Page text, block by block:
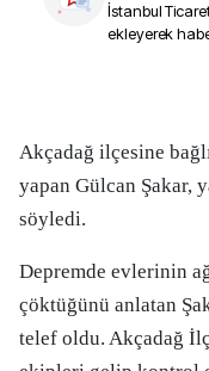
İstanbul
ekleyerek
Akçadağ ilçesine bağlı Ören Mahallesi'nde hayvancılık
yapan Gülcan Şakar,
söyledi.
Depremde evlerinin
çöktüğünü anlatan
telef oldu. Akçadağ